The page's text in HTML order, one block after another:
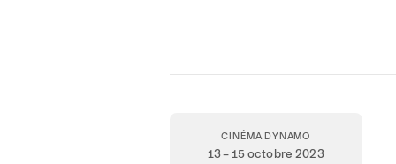
CINÉMA DYNAMO
13 – 15 octobre 2023